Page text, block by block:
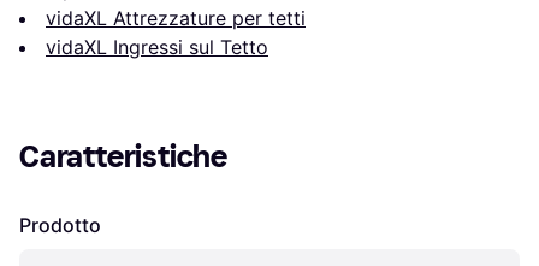
vidaXL Attrezzature per tetti
vidaXL Ingressi sul Tetto
Caratteristiche
Prodotto